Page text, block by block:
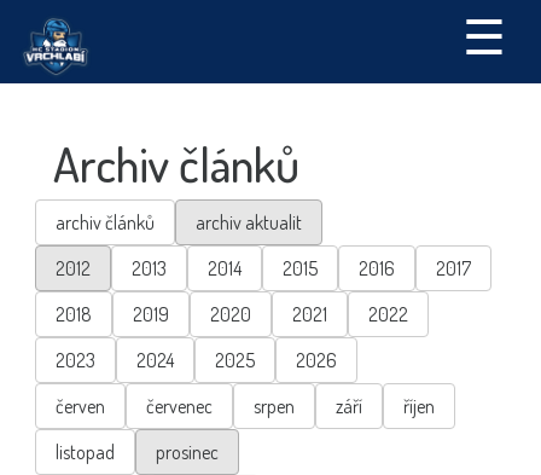
☰
Archiv článků
archiv článků
archiv aktualit
2012
2013 2014 2015 2016
2017
2018
2019 2020 2021
2022
2023
2024 2025
2026
červen
červenec srpen září
říjen
listopad
prosinec